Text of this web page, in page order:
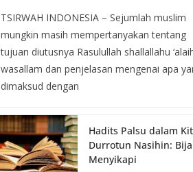
TSIRWAH INDONESIA – Sejumlah muslim
mungkin masih mempertanyakan tentang
tujuan diutusnya Rasulullah shallallahu
wasallam dan penjelasan mengenai apa
dimaksud dengan
Hadits Palsu dalam
Durrotun Nasihin:
Menyikapi